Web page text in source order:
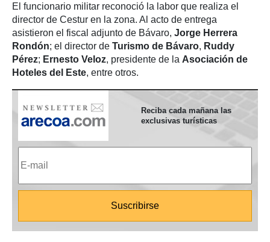
El funcionario militar reconoció la labor que realiza el
director de Cestur en la zona. Al acto de entrega
asistieron el fiscal adjunto de Bávaro, Jorge Herrera
Rondón; el director de Turismo de Bávaro, Ruddy
Pérez; Ernesto Veloz, presidente de la Asociación de
Hoteles del Este, entre otros.
Reciba cada mañana las
exclusivas turísticas